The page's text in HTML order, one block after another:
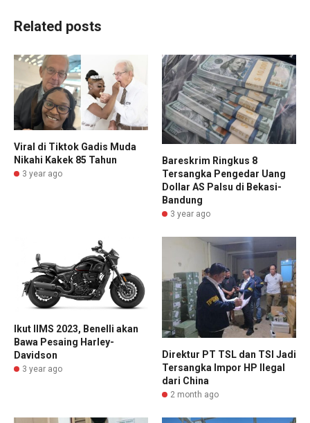
Related posts
Viral di Tiktok Gadis Muda
Nikahi Kakek 85 Tahun
3 year ago
Bareskrim Ringkus 8
Tersangka Pengedar Uang
Dollar AS Palsu di Bekasi-
Bandung
3 year ago
Ikut IIMS 2023, Benelli akan
Bawa Pesaing Harley-
Davidson
3 year ago
Direktur PT TSL dan TSI Jadi
Tersangka Impor HP Ilegal
dari China
2 month ago